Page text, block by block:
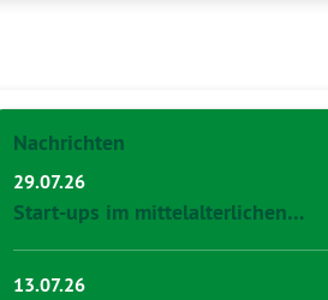
Nachrichten
29.07.26
Start-ups im mittelalterlichen…
13.07.26